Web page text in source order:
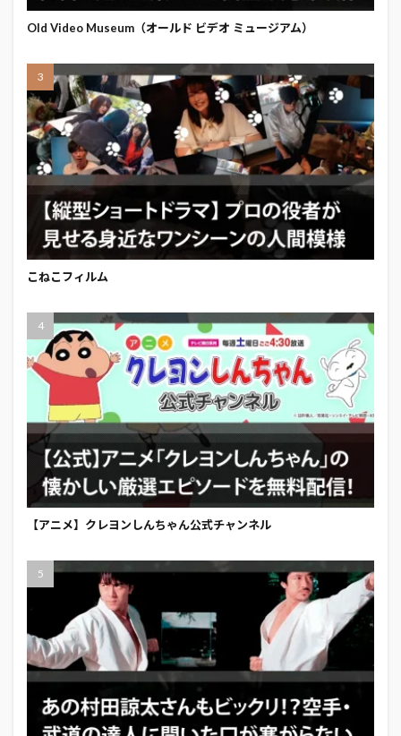
Old Video Museum（オールド ビデオ ミュージアム）
こねこフィルム
【アニメ】クレヨンしんちゃん公式チャンネル